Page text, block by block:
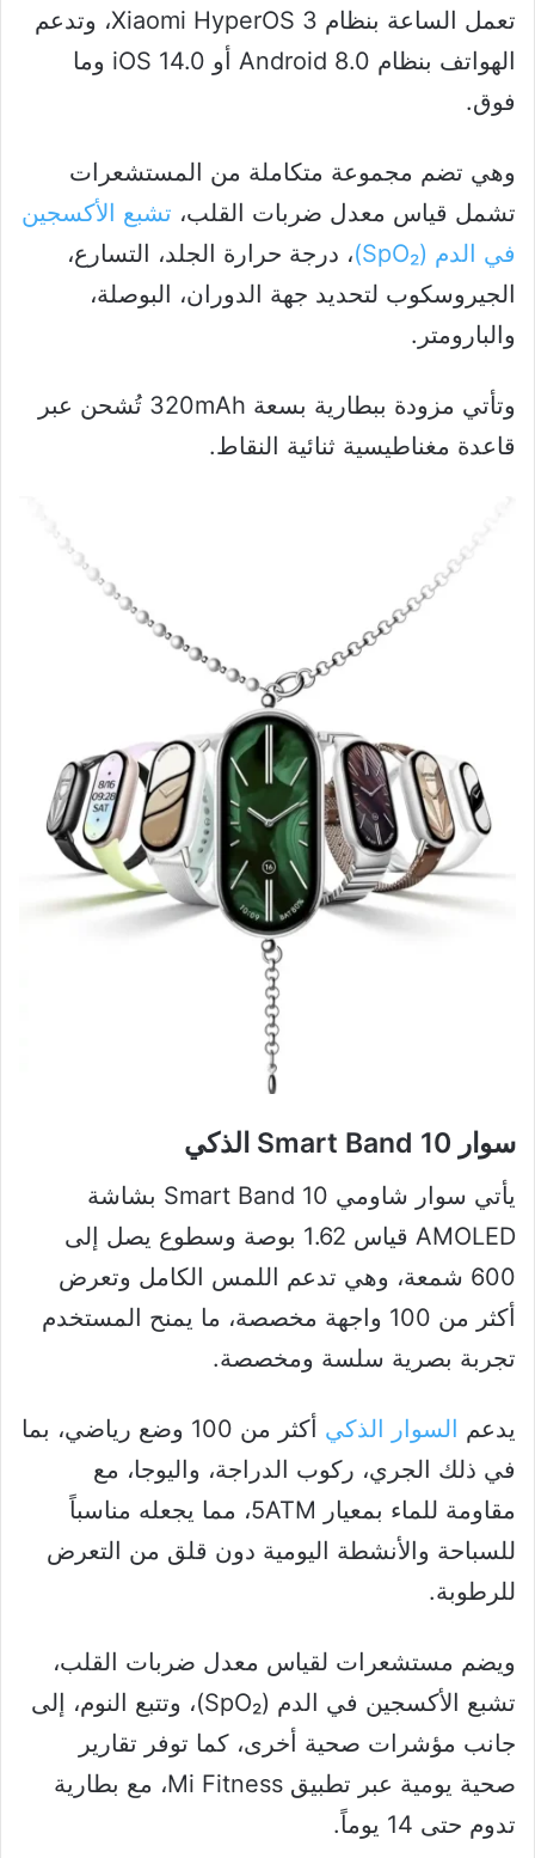
تعمل الساعة بنظام Xiaomi HyperOS 3، وتدعم
الهواتف بنظام Android 8.0 أو iOS 14.0 وما
فوق.
وهي تضم مجموعة متكاملة من المستشعرات
تشمل قياس معدل ضربات القلب، تشبع الأكسجين
في الدم (SpO₂)
، درجة حرارة الجلد، التسارع،
الجيروسكوب لتحديد جهة الدوران، البوصلة،
والبارومتر.
وتأتي مزودة ببطارية بسعة 320mAh تُشحن عبر
قاعدة مغناطيسية ثنائية النقاط.
سوار Smart Band 10 الذكي
يأتي سوار شاومي Smart Band 10 بشاشة
AMOLED قياس 1.62 بوصة وسطوع يصل إلى
600 شمعة، وهي تدعم اللمس الكامل وتعرض
أكثر من 100 واجهة مخصصة، ما يمنح المستخدم
تجربة بصرية سلسة ومخصصة.
يدعم السوار الذكي
أكثر من 100 وضع رياضي، بما
في ذلك الجري، ركوب الدراجة، واليوجا، مع
مقاومة للماء بمعيار 5ATM، مما يجعله مناسباً
للسباحة والأنشطة اليومية دون قلق من التعرض
للرطوبة.
ويضم مستشعرات لقياس معدل ضربات القلب،
تشبع الأكسجين في الدم (SpO₂)، وتتبع النوم، إلى
جانب مؤشرات صحية أخرى، كما توفر تقارير
صحية يومية عبر تطبيق Mi Fitness، مع بطارية
تدوم حتى 14 يوماً.